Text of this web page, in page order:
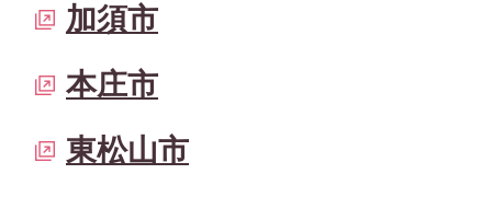
加須市
本庄市
東松山市